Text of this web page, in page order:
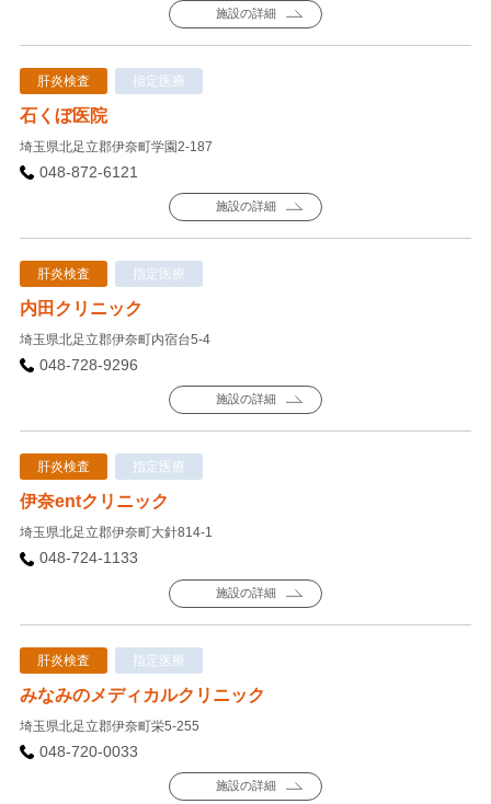
施設の詳細
肝炎検査 指定医療
石くぼ医院
埼玉県北足立郡伊奈町学園2-187
048-872-6121
施設の詳細
肝炎検査 指定医療
内田クリニック
埼玉県北足立郡伊奈町内宿台5-4
048-728-9296
施設の詳細
肝炎検査 指定医療
伊奈entクリニック
埼玉県北足立郡伊奈町大針814-1
048-724-1133
施設の詳細
肝炎検査 指定医療
みなみのメディカルクリニック
埼玉県北足立郡伊奈町栄5-255
048-720-0033
施設の詳細